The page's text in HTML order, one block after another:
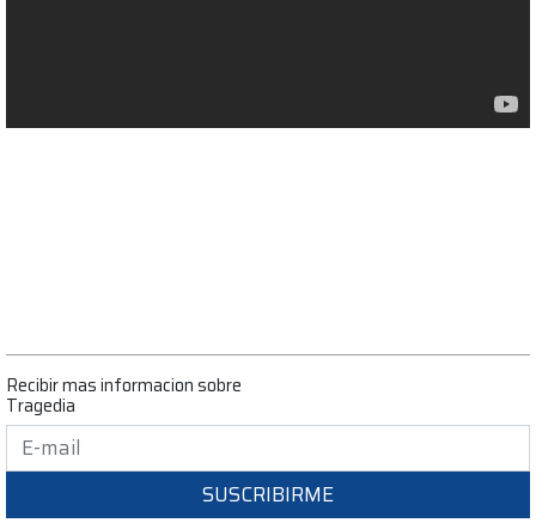
Recibir mas informacion sobre
Tragedia
SUSCRIBIRME